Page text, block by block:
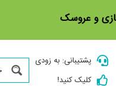
و عروسک
پشتیبانی: به زودی
کلیک کنید!